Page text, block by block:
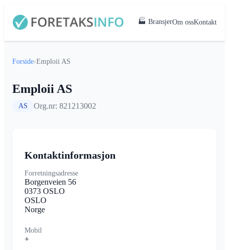
🏭 BransjerOm ossKontakt
Forside›Emploii AS
Emploii AS
AS Org.nr: 821213002
Kontaktinformasjon
Forretningsadresse
Borgenveien 56
0373 OSLO
OSLO
Norge
Mobil
+